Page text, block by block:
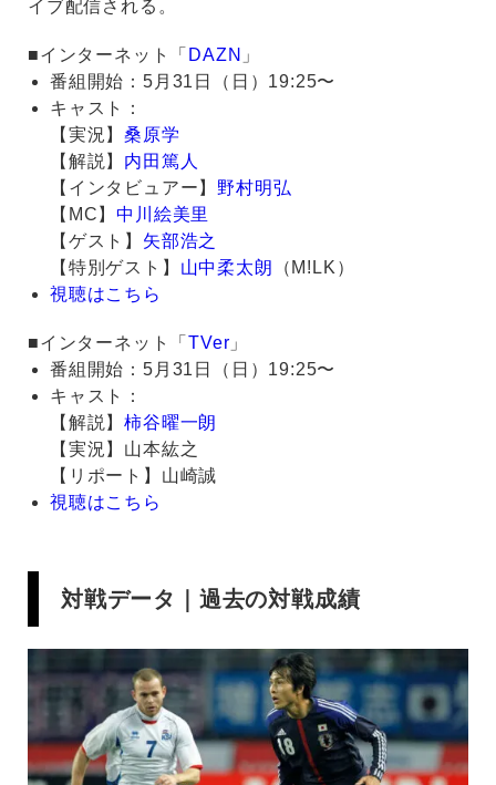
イブ配信される。
■インターネット「 DAZN 」
番組開始：5月31日（日）19:25〜
キャスト：
【実況】桑原学
【解説】 内田篤人
【インタビュアー】野村明弘
【MC】中川絵美里
【ゲスト】 矢部浩之
【特別ゲスト】 山中柔太朗 （M!LK）
視聴はこちら
■インターネット「TVer 」
番組開始：5月31日（日）19:25〜
キャスト：
【解説】柿谷曜一朗
【実況】山本紘之
【リポート】山崎誠
視聴はこちら
対戦データ｜過去の対戦成績